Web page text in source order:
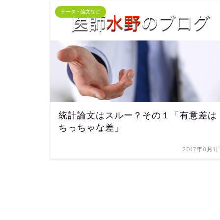
データ・論文など
統計論文はスルー？その１「有意差は
ちっちゃな差」
2017年8月1